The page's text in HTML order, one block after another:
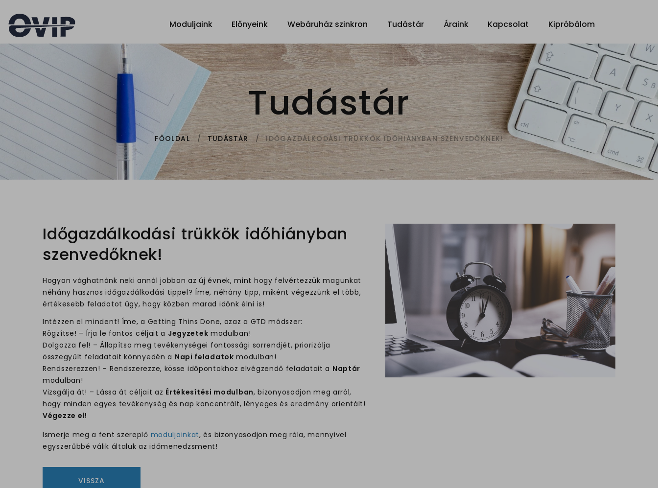
Moduljaink Előnyeink Webáruház szinkron Tudástár Áraink Kapcsolat Kipróbálom
Tudástár
FŐOLDAL TUDÁSTÁR IDŐGAZDÁLKODÁSI TRÜKKÖK IDŐHIÁNYBAN SZENVEDŐKNEK!
Időgazdálkodási trükkök időhiányban
szenvedőknek!
Hogyan vághatnánk neki annál jobban az új évnek, mint hogy felvértezzük magunkat
néhány hasznos időgazdálkodási tippel? Íme, néhány tipp, miként végezzünk el több,
értékesebb feladatot úgy, hogy közben marad időnk élni is!
Intézzen el mindent! Íme, a Getting Thins Done, azaz a GTD módszer:
Rögzítse! – Írja le fontos céljait a Jegyzetek modulban!
Dolgozza fel! – Állapítsa meg tevékenységei fontossági sorrendjét, priorizálja
összegyűlt feladatait könnyedén a Napi feladatok modulban!
Rendszerezzen! – Rendszerezze, kösse időpontokhoz elvégzendő feladatait a Naptár
modulban!
Vizsgálja át! – Lássa át céljait az Értékesítési modulban, bizonyosodjon meg arról,
hogy minden egyes tevékenység és nap koncentrált, lényeges és eredmény orientált!
Végezze el!
Ismerje meg a fent szereplő moduljainkat, és bizonyosodjon meg róla, mennyivel
egyszerűbbé válik általuk az időmenedzsment!
VISSZA